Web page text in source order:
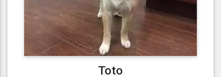
Toto